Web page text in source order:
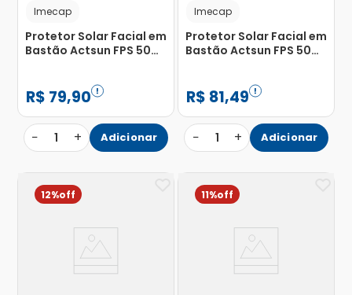
Imecap
Protetor Solar Facial em
Bastão Actsun FPS 50
R$ 79,90
− 1 + Adicionar
Imecap
Protetor Solar Facial em
Bastão Actsun FPS 50
R$ 81,49
− 1 + Adicionar
12% 11%